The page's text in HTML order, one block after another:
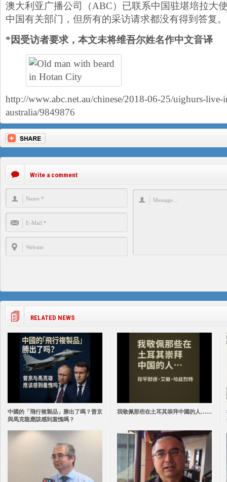
澳大利亚广播公司（ABC）已联系中国驻堪培拉大
中国有关部门，但所有的采访请求都没有得到答复。
*因受访者要求，本文未将维吾尔姓名作中文音译
http://www.abc.net.au/chinese/2018-06-25/uighurs-live-
australia/9849876
Write a comment
RELATED NEWS
中國的「飛行複製品」勝出了嗎？普京
與馬克龍應該感到羞愧嗎？
我敬佩那些在土耳其崇拜中國的人……